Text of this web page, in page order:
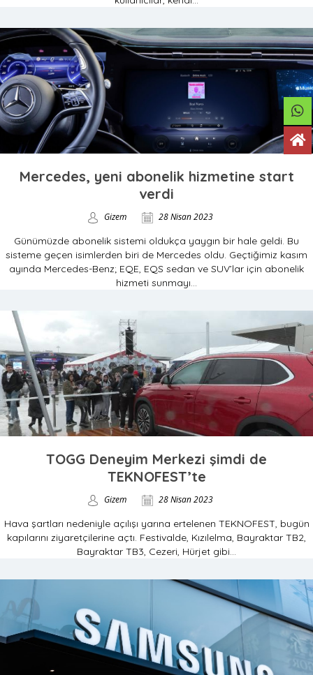
Mercedes, yeni abonelik hizmetine start
verdi
Gizem 28 Nisan 2023
Günümüzde abonelik sistemi oldukça yaygın bir hale geldi. Bu
sisteme geçen isimlerden biri de Mercedes oldu. Geçtiğimiz kasım
ayında Mercedes-Benz; EQE, EQS sedan ve SUV’lar için abonelik
hizmeti sunmayı...
TOGG Deneyim Merkezi şimdi de
TEKNOFEST’te
Gizem 28 Nisan 2023
Hava şartları nedeniyle açılışı yarına ertelenen TEKNOFEST, bugün
kapılarını ziyaretçilerine açtı. Festivalde, Kızılelma, Bayraktar TB2,
Bayraktar TB3, Cezeri, Hürjet gibi...